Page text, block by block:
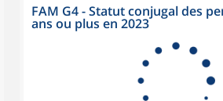
FAM G4 - Statut conjugal des
ans ou plus en 2023